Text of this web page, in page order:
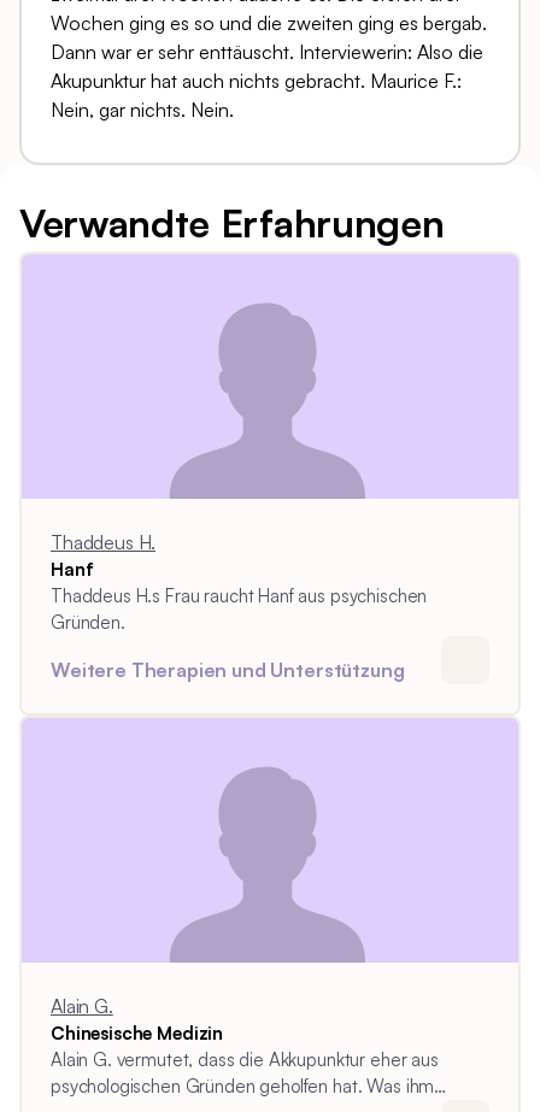
Wochen ging es so und die zweiten ging es bergab.
Dann war er sehr enttäuscht. Interviewerin: Also die
Akupunktur hat auch nichts gebracht. Maurice F.:
Nein, gar nichts. Nein.
Verwandte Erfahrungen
Thaddeus H.
Hanf
Thaddeus H.s Frau raucht Hanf aus psychischen
Gründen.
Weitere Therapien und Unterstützung
Alain G.
Chinesische Medizin
Alain G. vermutet, dass die Akkupunktur eher aus
psychologischen Gründen geholfen hat. Was ihm